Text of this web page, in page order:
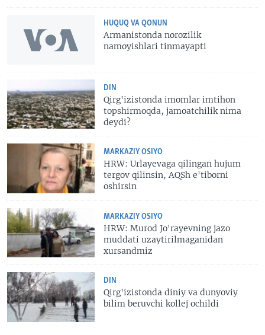
HUQUQ VA QONUN
Armanistonda norozilik
namoyishlari tinmayapti
DIN
Qirg'izistonda imomlar imtihon
topshirmoqda, jamoatchilik nima
deydi?
MARKAZIY OSIYO
HRW: Urlayevaga qilingan hujum
tergov qilinsin, AQSh e'tiborni
oshirsin
MARKAZIY OSIYO
HRW: Murod Jo'rayevning jazo
muddati uzaytirilmaganidan
xursandmiz
DIN
Qirg'izistonda diniy va dunyoviy
bilim beruvchi kollej ochildi